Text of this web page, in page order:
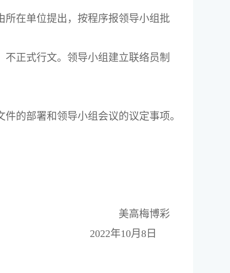
在单位提出，按程序报领导小组批
正式行文。领导小组建立联络员制
的部署和领导小组会议的议定事项。
美高梅博彩
2022年10月8 日